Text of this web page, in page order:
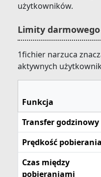
użytkowników.
Limity
1fichier narzuca
aktywnych
Funkcja
Transfer godzinowy
Prędkość pobierania
Czas między
pobieraniami